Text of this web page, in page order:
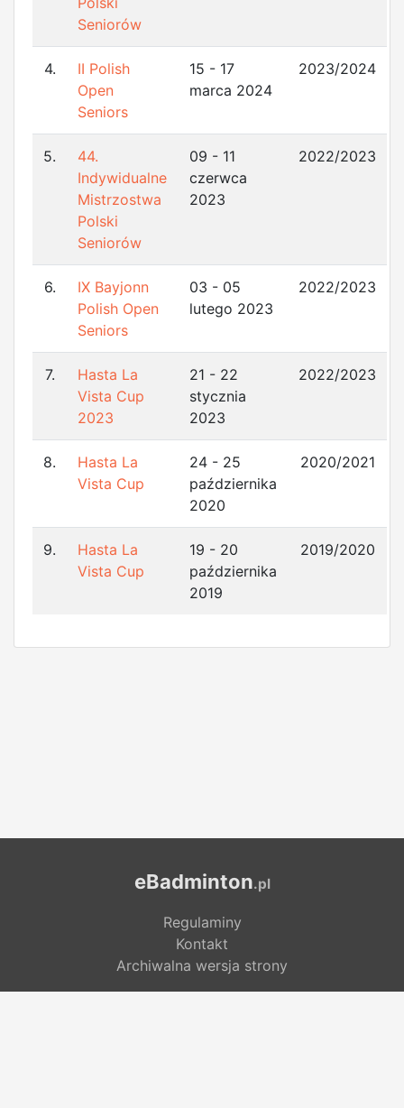
Seniorów
4.
II Polish
Open
Seniors
15 - 17
marca 2024
2023/2024
5.
44.
Indywidualne
Mistrzostwa
Polski
Seniorów
09 - 11
czerwca
2023
2022/2023
6.
IX Bayjonn
Polish Open
Seniors
03 - 05
lutego 2023
2022/2023
7.
Hasta La
Vista Cup
2023
21 - 22
stycznia
2023
2022/2023
8.
Hasta La
Vista Cup
24 - 25
października
2020
2020/2021
9.
Hasta La
Vista Cup
19 - 20
października
2019
2019/2020
eBadminton.pl
Regulaminy
Kontakt
Archiwalna wersja strony